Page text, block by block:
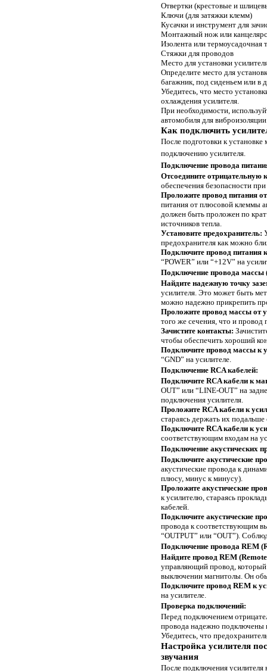
Отвертки (крестовые и
Ключи (для затяжки клемм)
Кусачки и инструмент для
Монтажный нож или
Изолента или термоусадочная
Стяжки для проводов
Место для установки
Определите место для
багажник, под сиденьем или в
Убедитесь, что место
охлаждения усилителя.
При необходимости,
автомобиля для
Как подключить
После подготовки к
подключению усилителя.
Подключение провода
Отсоедините отрицательную
обеспечения безопасности
Проложите провод питания
питания от плюсовой клеммы
должен быть проложен по
источников тепла.
Установите предохранитель:
предохранителя как можно
Подключите провод питания
“POWER” или “+12V” на
Подключение провода массы
Найдите надежную точку
усилителя. Это может быть
можно надежно прикрепить
Проложите провод массы от
того же сечения, что и провод
Зачистите контакты:
чтобы обеспечить хороший
Подключите провод массы к
“GND” на усилителе.
Подключение RCA кабелей:
Подключите RCA кабели к
OUT” или “LINE-OUT” на
подключения усилителя.
Проложите RCA кабели к
стараясь держать их
Подключите RCA кабели к
соответствующим входам на
Подключение акустических
Подключите акустические
акустические провода к
плюсу, минус к минусу).
Проложите акустические
к усилителю, стараясь
кабелей.
Подключите акустические
провода к соответствующим
“OUTPUT” или “OUT”).
Подключение провода REM
Найдите провод REM
управляющий провод, который
выключении магнитолы. Он
Подключите провод REM к
на усилителе.
Проверка подключений:
Перед подключением
провода надежно подключены
Убедитесь, что
Настройка усилителя
звучания
После подключения усилителя